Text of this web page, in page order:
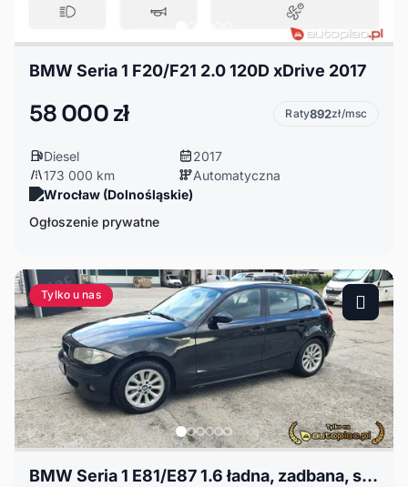
BMW Seria 1 F20/F21 2.0 120D xDrive 2017
58 000 zł Raty892zł/msc
Diesel
2017
173 000 km
Automatyczna
Wrocław (Dolnośląskie)
Ogłoszenie prywatne
Tylko u nas
BMW Seria 1 E81/E87 1.6 ładna, zadbana, super stan, alufelgi, klima, elektryka